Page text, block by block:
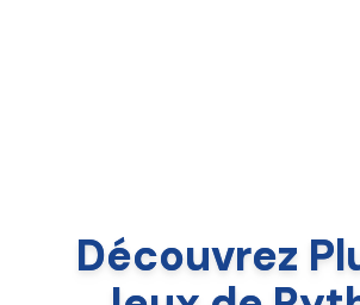
Découvrez